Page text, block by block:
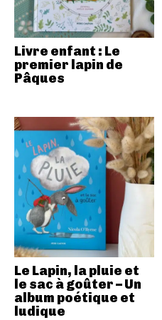
Livre enfant : Le
premier lapin de
Pâques
Le Lapin, la pluie et
le sac à goûter – Un
album poétique et
ludique